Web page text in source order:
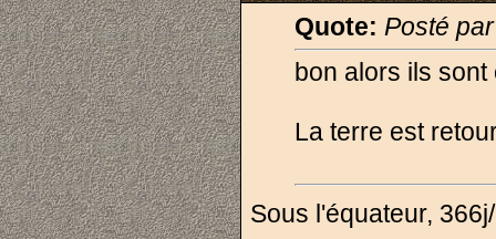
Quote: Posté
bon alors ils
La terre est
Sous l'équateur,